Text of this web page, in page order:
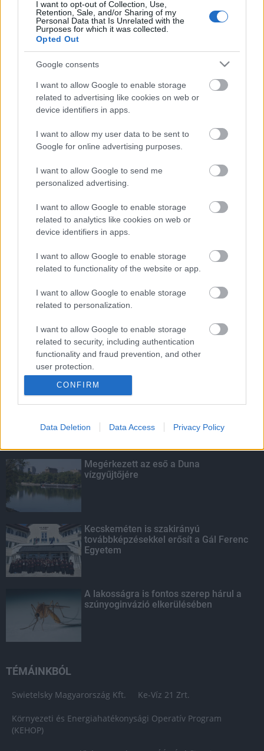
I want to opt-out of Collection, Use,
Retention, Sale, and/or Sharing of my
Personal Data that Is Unrelated with the
Purposes for which it was collected.
Opted Out
Google consents
I want to allow Google to enable storage
related to advertising like cookies on web or
device identifiers in apps.
I want to allow my user data to be sent to
Google for online advertising purposes.
I want to allow Google to send me
personalized advertising.
I want to allow Google to enable storage
related to analytics like cookies on web or
device identifiers in apps.
I want to allow Google to enable storage
related to functionality of the website or app.
I want to allow Google to enable storage
related to personalization.
I want to allow Google to enable storage
related to security, including authentication
functionality and fraud prevention, and other
user protection.
CONFIRM
Data Deletion Data Access Privacy Policy
Túlfogyasztás napja - július 30-ra
felhasználta az emberiség a Föld egész
évre elegendő erőforrásait
HIRDETÉS
LEGOLVASOTTABB
Indul a diákok pénzügyi ismereteit
Budapest-Pécs, Budapest-Szolnok:
gyorsabb és biztonságosabb lett a vasút
Több mint 40 helyszínen dolgozik
fennakadás nélkül a Híd-csoport
Megérkezett az eső a Duna
vízgyűjtőjére
Kecskeméten is szakirányú
továbbképzésekkel erősít a Gál Ferenc
Egyetem
A lakosságra is fontos szerep hárul a
szúnyoginvázió elkerülésében
TÉMÁINKBÓL
Swietelsky Magyarország Kft. Ke-Víz 21 Zrt.
Környezeti és Energiahatékonysági Operatív Program
(KEHOP)